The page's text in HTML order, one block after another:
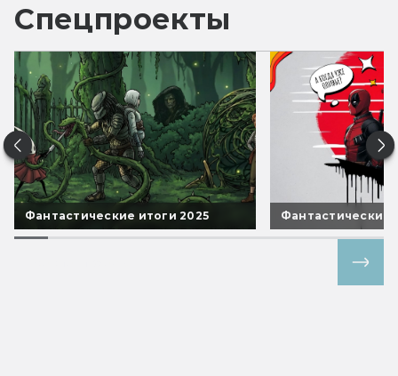
Спецпроекты
Фантастические итоги 2025 Фантастические